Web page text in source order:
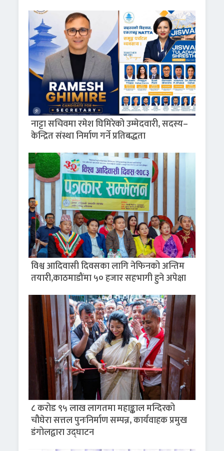
नाट्टा सचिवमा रमेश घिमिरेको उम्मेदवारी, सदस्य–
केन्द्रित संस्था निर्माण गर्ने प्रतिबद्धता
विश्व आदिवासी दिवसका लागि नेफिनको अन्तिम
तयारी,काठमाडौंमा ५० हजार सहभागी हुने अपेक्षा
८ करोड ९५ लाख लागतमा महाङ्काल मन्दिरको
चौघेरा सत्तल पुनःनिर्माण सम्पन्न, कार्यवाहक प्रमुख
डंगोलद्वारा उद्घाटन